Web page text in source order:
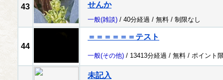
43
せんか
一般(雑談) / 40分経過 / 無料 / 制限なし
44
＝＝＝＝＝＝テスト
一般(その他) / 13413分経過 / 無料 / ポイント
未記入